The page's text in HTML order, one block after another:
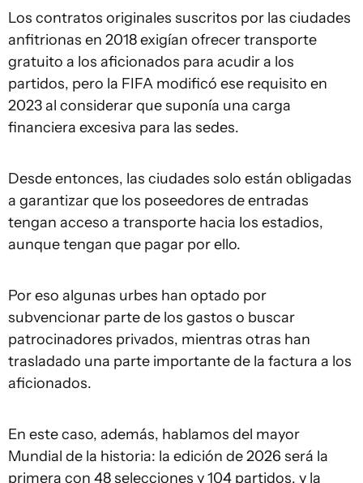
Los contratos originales suscritos por las ciudades
anfitrionas en 2018 exigían ofrecer transporte
gratuito a los aficionados para acudir a los
partidos, pero la FIFA modificó ese requisito en
2023 al considerar que suponía una carga
financiera excesiva para las sedes.
Desde entonces, las ciudades solo están obligadas
a garantizar que los poseedores de entradas
tengan acceso a transporte hacia los estadios,
aunque tengan que pagar por ello.
Por eso algunas urbes han optado por
subvencionar parte de los gastos o buscar
patrocinadores privados, mientras otras han
trasladado una parte importante de la factura a los
aficionados.
En este caso, además, hablamos del mayor
Mundial de la historia: la edición de 2026 será la
primera con 48 selecciones y 104 partidos, y la